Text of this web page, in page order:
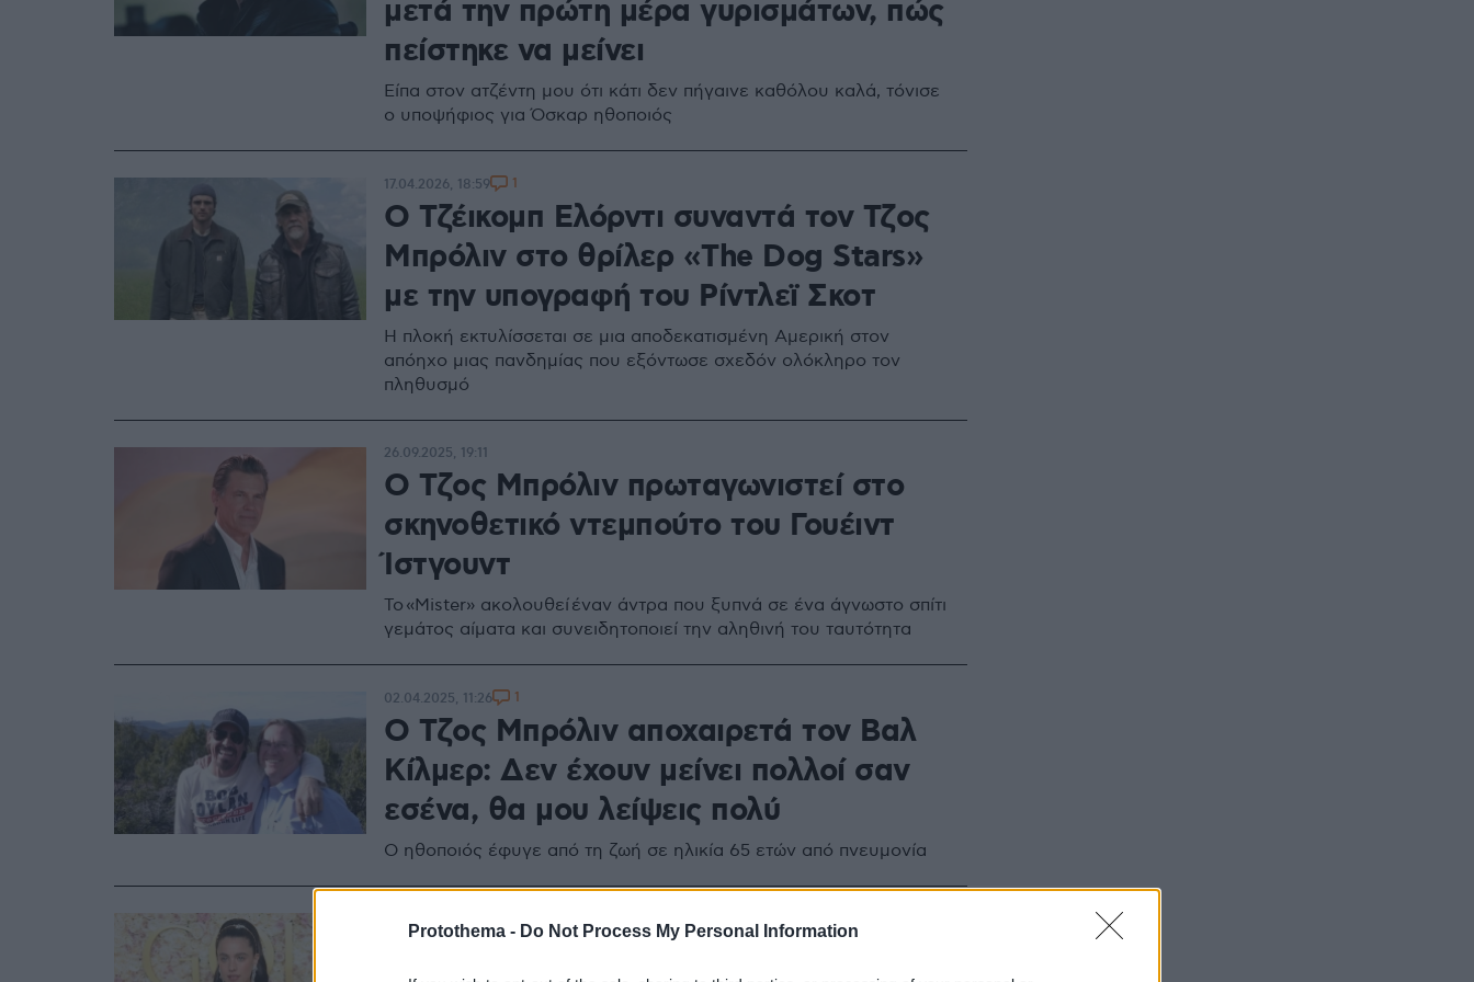
Protothema - Do Not Process My Personal Information
μετά την πρώτη μέρα γυρισμάτων, πώς
πείστηκε να μείνει
Είπα στον ατζέντη μου ότι κάτι δεν πήγαινε καθόλου καλά, τόνισε
ο υποψήφιος για Όσκαρ ηθοποιός
Ο Τζέικομπ Ελόρντι συναντά τον Τζος
Μπρόλιν στο θρίλερ «The Dog Stars»
με την υπογραφή του Ρίντλεϊ Σκοτ
Η πλοκή εκτυλίσσεται σε μια αποδεκατισμένη Αμερική στον
απόηχο μιας πανδημίας που εξόντωσε σχεδόν ολόκληρο τον
πληθυσμό
17.04.2026, 18:59 1
O Τζος Μπρόλιν πρωταγωνιστεί στο
σκηνοθετικό ντεμπούτο του Γουέιντ
Ίστγουντ
Το «Mister» ακολουθεί έναν άντρα που ξυπνά σε ένα άγνωστο σπίτι
γεμάτος αίματα και συνειδητοποιεί την αληθινή του ταυτότητα
26.09.2025, 19:11
Ο Τζος Μπρόλιν αποχαιρετά τον Βαλ
Κίλμερ: Δεν έχουν μείνει πολλοί σαν
εσένα, θα μου λείψεις πολύ
Ο ηθοποιός έφυγε από τη ζωή σε ηλικία 65 ετών από πνευμονία
02.04.2025, 11:26 1
Η Μάργκαρετ Κουάλεϊ προστίθεται στο